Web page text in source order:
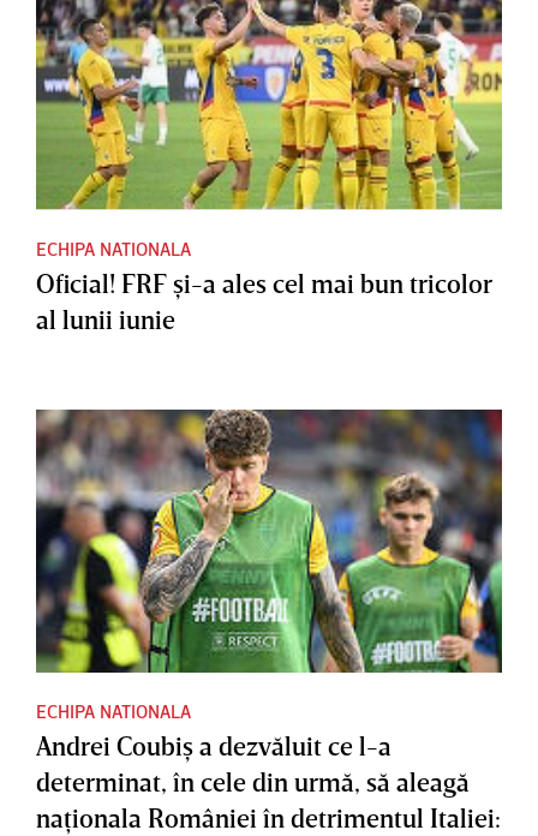
ECHIPA NATIONALA
Oficial! FRF şi-a ales cel mai bun tricolor
al lunii iunie
ECHIPA NATIONALA
Andrei Coubiş a dezvăluit ce l-a
determinat, în cele din urmă, să aleagă
naţionala României în detrimentul Italiei: